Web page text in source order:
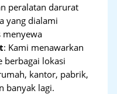
peralatan darurat
yang dialami
menyewa
: Kami menawarkan
berbagai lokasi
kantor, pabrik,
banyak lagi.